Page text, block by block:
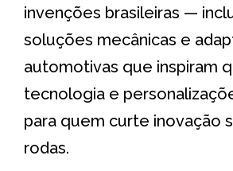
invenções brasileiras —
soluções mecânicas e
automotivas que inspiram
tecnologia e
para quem curte inovação
rodas.